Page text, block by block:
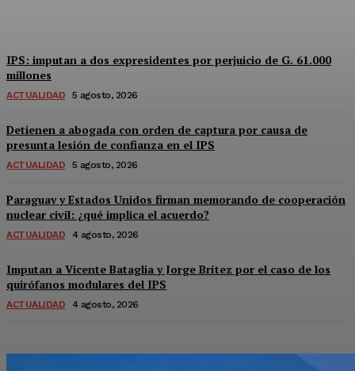
IPS: imputan a dos expresidentes por perjuicio de G. 61.000
millones
ACTUALIDAD 5 agosto, 2026
Detienen a abogada con orden de captura por causa de
presunta lesión de confianza en el IPS
ACTUALIDAD 5 agosto, 2026
Paraguay y Estados Unidos firman memorando de cooperación
nuclear civil: ¿qué implica el acuerdo?
ACTUALIDAD 4 agosto, 2026
Imputan a Vicente Bataglia y Jorge Brítez por el caso de los
quirófanos modulares del IPS
ACTUALIDAD 4 agosto, 2026